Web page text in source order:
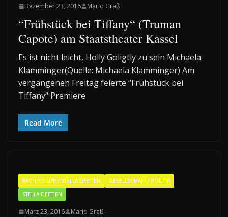
Dezember 23, 2016 Mario Graß
“Frühstück bei Tiffany“ (Truman
Capote) am Staatstheater Kassel
Es ist nicht leicht, Holly Goligtly zu sein Michaela
Klamminger(Quelle: Michaela Klamminger) Am
vergangenen Freitag feierte “Frühstück bei
Tiffany“ Premiere
Read More
BACH TO LIFE / STELLA DEETJEN
GESELLSCHAFT / POLITIK
STELLA DEETJEN
März 23, 2016 Mario Graß